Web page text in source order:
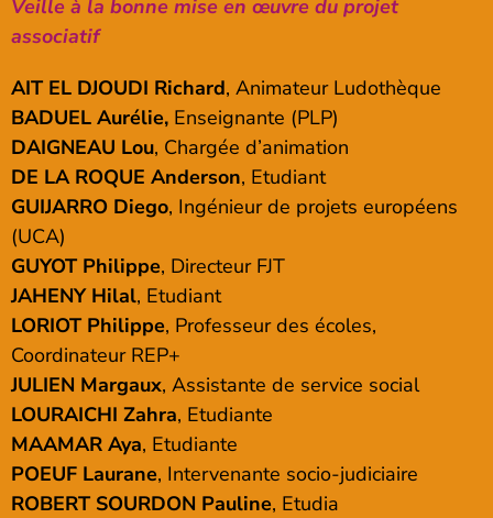
Veille à la bonne mise en œuvre du projet
associatif
AIT EL DJOUDI Richard, Animateur Ludothèque
BADUEL Aurélie, Enseignante (PLP)
DAIGNEAU Lou, Chargée d’animation
DE LA ROQUE Anderson, Etudiant
GUIJARRO Diego, Ingénieur de projets européens
(UCA)
GUYOT Philippe, Directeur FJT
JAHENY Hilal, Etudiant
LORIOT Philippe, Professeur des écoles,
Coordinateur REP+
JULIEN Margaux, Assistante de service social
LOURAICHI Zahra, Etudiante
MAAMAR Aya, Etudiante
POEUF Laurane, Intervenante socio-judiciaire
ROBERT SOURDON Pauline, Etudia